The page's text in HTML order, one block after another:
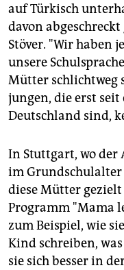
auf Türkisch
davon
Stöver. "Wir haben
unsere
Mütter schlichtweg
jungen, die erst
Deutschland sind,
In Stuttgart, wo
im Grundschulalter
diese Mütter
Programm "Mama
zum Beispiel, wie
Kind schreiben,
sie sich besser in